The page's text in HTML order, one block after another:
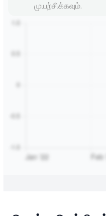
முயற்சிக்கவும்.